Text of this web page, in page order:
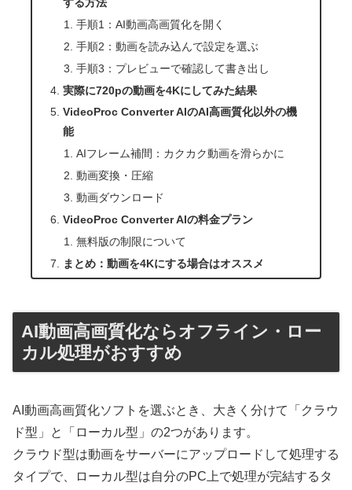
手順1：AI動画高画質化を開く
手順2：動画を読み込んで設定を選ぶ
手順3：プレビューで確認して書き出し
実際に720pの動画を4Kにしてみた結果
VideoProc Converter AIのAI高画質化以外の機
能
AIフレーム補間：カクカク動画を滑らかに
動画変換・圧縮
動画ダウンロード
VideoProc Converter AIの料金プラン
無料版の制限について
まとめ：動画を4Kにする場合はオススメ
AI動画高画質化ならオフライン・ロー
カル処理がおすすめ
AI動画高画質化ソフトを選ぶとき、大きく分けて「クラウ
ド型」と「ローカル型」の2つがあります。
クラウド型は動画をサーバーにアップロードして処理する
タイプで、ローカル型は自分のPC上で処理が完結するタ